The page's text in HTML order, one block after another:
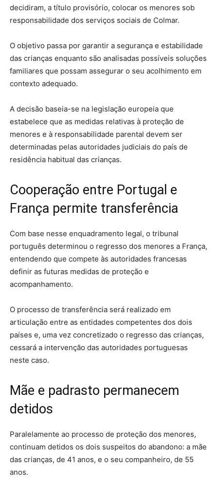
decidiram, a título provisório, colocar os menores sob
responsabilidade dos serviços sociais de Colmar.
O objetivo passa por garantir a segurança e estabilidade
das crianças enquanto são analisadas possíveis soluções
familiares que possam assegurar o seu acolhimento em
contexto adequado.
A decisão baseia-se na legislação europeia que
estabelece que as medidas relativas à proteção de
menores e à responsabilidade parental devem ser
determinadas pelas autoridades judiciais do país de
residência habitual das crianças.
Cooperação entre Portugal e
França permite transferência
Com base nesse enquadramento legal, o tribunal
português determinou o regresso dos menores a França,
entendendo que compete às autoridades francesas
definir as futuras medidas de proteção e
acompanhamento.
O processo de transferência será realizado em
articulação entre as entidades competentes dos dois
países e, uma vez concretizado o regresso das crianças,
cessará a intervenção das autoridades portuguesas
neste caso.
Mãe e padrasto permanecem
detidos
Paralelamente ao processo de proteção dos menores,
continuam detidos os dois suspeitos do abandono: a mãe
das crianças, de 41 anos, e o seu companheiro, de 55
anos.